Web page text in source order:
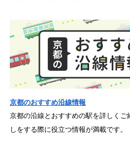
京都のおすすめ沿線情報
京都の沿線とおすすめの駅を詳しくご
しをする際に役立つ情報が満載です。